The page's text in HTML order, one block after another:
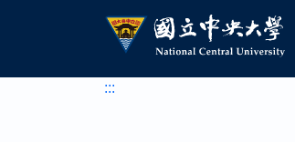
國立中央大學新
:::